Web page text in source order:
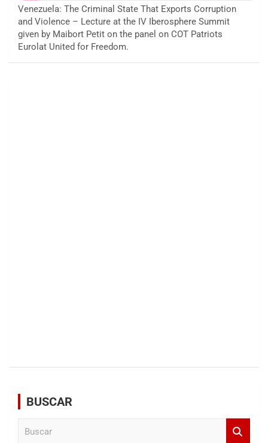
Venezuela: The Criminal State That Exports Corruption
and Violence – Lecture at the IV Iberosphere Summit
given by Maibort Petit on the panel on COT Patriots
Eurolat United for Freedom.
BUSCAR